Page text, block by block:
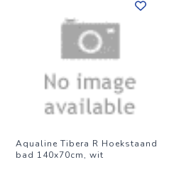
Aqualine Tibera R Hoekstaand
bad 140x70cm, wit